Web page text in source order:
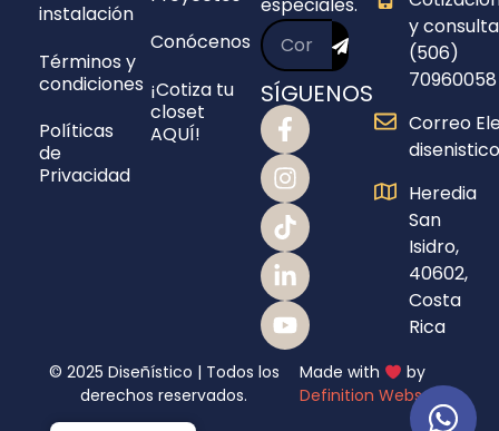
instalación
Términos y
condiciones
Políticas
de
Privacidad
Conócenos
¡Cotiza tu
closet
AQUÍ!
especiales.
SÍGUENOS
y
(506)
70960058
Correo
Heredia
San
Isidro,
40602,
Costa
Rica
© 2025 Diseñístico | Todos los
derechos reservados.
Made with
by
Definition Webs